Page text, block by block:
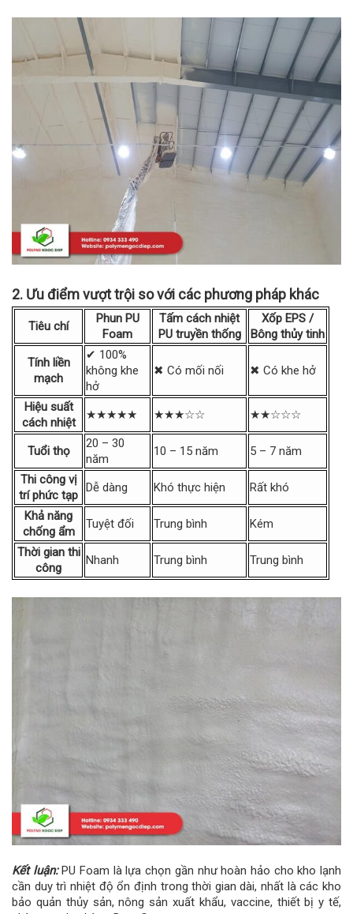
2. Ưu điểm vượt trội so với các phương pháp khác
Tiêu chí
Phun PU
Foam
Tấm cách nhiệt
PU truyền thống
Xốp EPS /
Bông thủy tinh
Tính liền
mạch
✔ 100%
không khe
hở
✖ Có mối nối ✖ Có khe hở
Hiệu suất
cách nhiệt
★★★★★ ★★★☆☆ ★★☆☆☆
Tuổi thọ
20 – 30
năm
10 – 15 năm
5 – 7 năm
Thi công vị
trí phức tạp
Dễ dàng Khó thực hiện
Rất khó
Khả năng
chống ẩm
Tuyệt đối Trung bình
Kém
Thời gian thi
công
Nhanh Trung bình Trung bình
Kết luận:PU Foam là lựa chọn gần như hoàn hảo cho kho lạnh
cần duy trì nhiệt độ ổn định trong thời gian dài, nhất là các kho
bảo quản thủy sản, nông sản xuất khẩu, vaccine, thiết bị y tế,